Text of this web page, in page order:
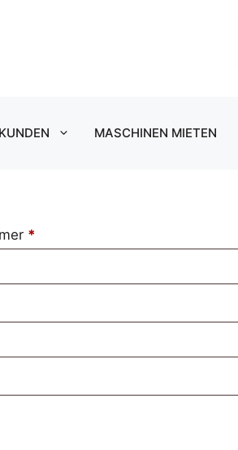
MASCHINEN MIETEN
*